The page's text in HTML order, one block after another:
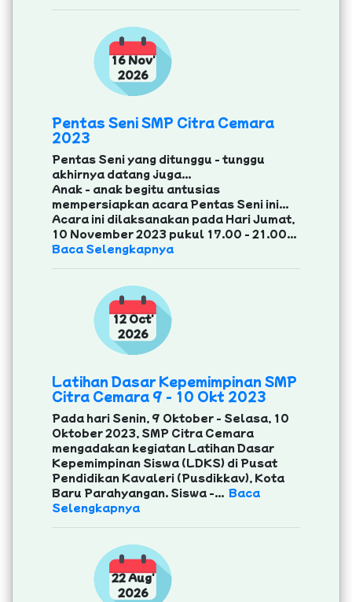
16 Nov'
2026
Pentas Seni SMP Citra Cemara
2023
Pentas Seni yang ditunggu - tunggu
akhirnya datang juga...
Anak - anak begitu antusias
mempersiapkan acara Pentas Seni ini...
Acara ini dilaksanakan pada Hari Jumat,
10 November 2023 pukul 17.00 - 21.00...
Baca Selengkapnya
12 Oct'
2026
Latihan Dasar Kepemimpinan SMP
Citra Cemara 9 - 10 Okt 2023
Pada hari Senin, 9 Oktober - Selasa, 10
Oktober 2023, SMP Citra Cemara
mengadakan kegiatan Latihan Dasar
Kepemimpinan Siswa (LDKS) di Pusat
Pendidikan Kavaleri (Pusdikkav), Kota
Baru Parahyangan. Siswa -... Baca
Selengkapnya
22 Aug'
2026